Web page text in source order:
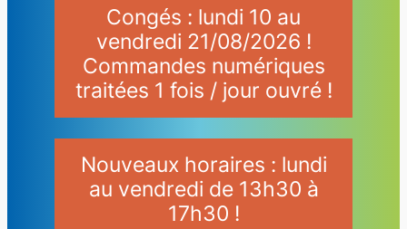
Congés : lundi 10 au
vendredi 21/08/2026 !
Commandes numériques
traitées 1 fois / jour ouvré !
Nouveaux horaires : lundi
au vendredi de 13h30 à
17h30 !